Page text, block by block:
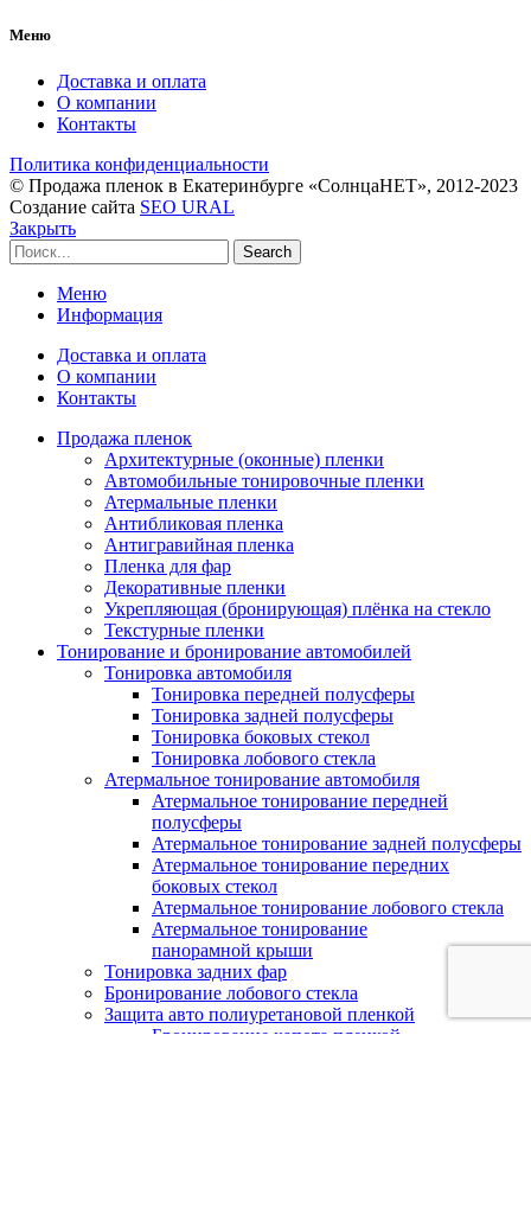
Меню
Доставка и оплата
О компании
Контакты
Политика конфиденциальности
© Продажа пленок в Екатеринбурге «СолнцаНЕТ», 2012-2023
Создание сайта SEO URAL
Закрыть
Search
Меню
Информация
Доставка и оплата
О компании
Контакты
Продажа пленок
Архитектурные (оконные) пленки
Автомобильные тонировочные пленки
Атермальные пленки
Антибликовая пленка
Антигравийная пленка
Пленка для фар
Декоративные пленки
Укрепляющая (бронирующая) плёнка на стекло
Текстурные пленки
Тонирование и бронирование автомобилей
Тонировка автомобиля
Тонировка передней полусферы
Тонировка задней полусферы
Тонировка боковых стекол
Тонировка лобового стекла
Атермальное тонирование автомобиля
Атермальное тонирование передней
полусферы
Атермальное тонирование задней полусферы
Атермальное тонирование передних
боковых стекол
Атермальное тонирование лобового стекла
Атермальное тонирование
панорамной крыши
Тонировка задних фар
Бронирование лобового стекла
Защита авто полиуретановой пленкой
Бронирование капота пленкой